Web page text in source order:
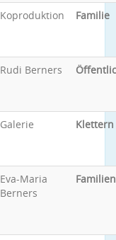
Koproduktion Familie
Rudi Berners
Galerie Klettern
Eva-Maria
Berners